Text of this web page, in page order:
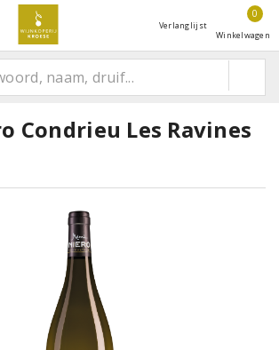
Verlanglijst
0
Winkelwagen
Condrieu Les Ravines